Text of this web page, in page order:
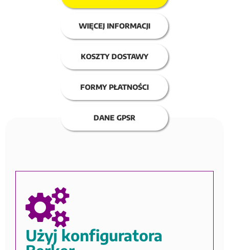
WIĘCEJ INFORMACJI
KOSZTY DOSTAWY
FORMY PŁATNOŚCI
DANE GPSR
Użyj konfiguratora